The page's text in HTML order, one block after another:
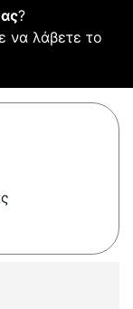
?
να λάβετε το